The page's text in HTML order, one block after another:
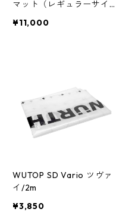
マット（レギュラーサイ
¥11,000
WUTOP SD Vario ツヴァ
イ/2m
¥3,850